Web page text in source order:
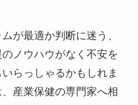
連携体制を踏まえて、
かを最終的に決定しま
ク」を実施するには、
の上司、場合によって